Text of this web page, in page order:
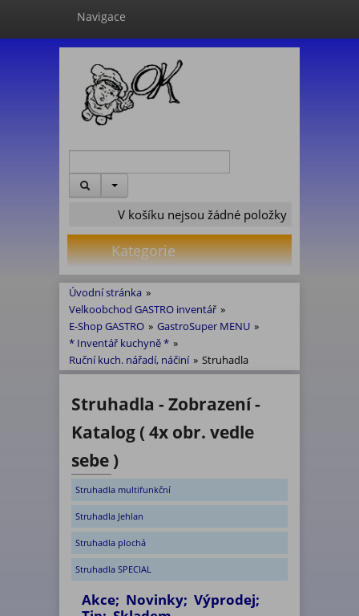
Navigace
V košíku nejsou žádné položky
Kategorie
Úvodní stránka »
Velkoobchod GASTRO inventář »
E-Shop GASTRO » GastroSuper MENU »
* Inventář kuchyně * »
Ruční kuch. nářadí, náčiní » Struhadla
Struhadla - Zobrazení -
Katalog ( 4x obr. vedle
sebe )
Struhadla multifunkční
Struhadla Jehlan
Struhadla plochá
Struhadla SPECIAL
Akce; Novinky; Výprodej;